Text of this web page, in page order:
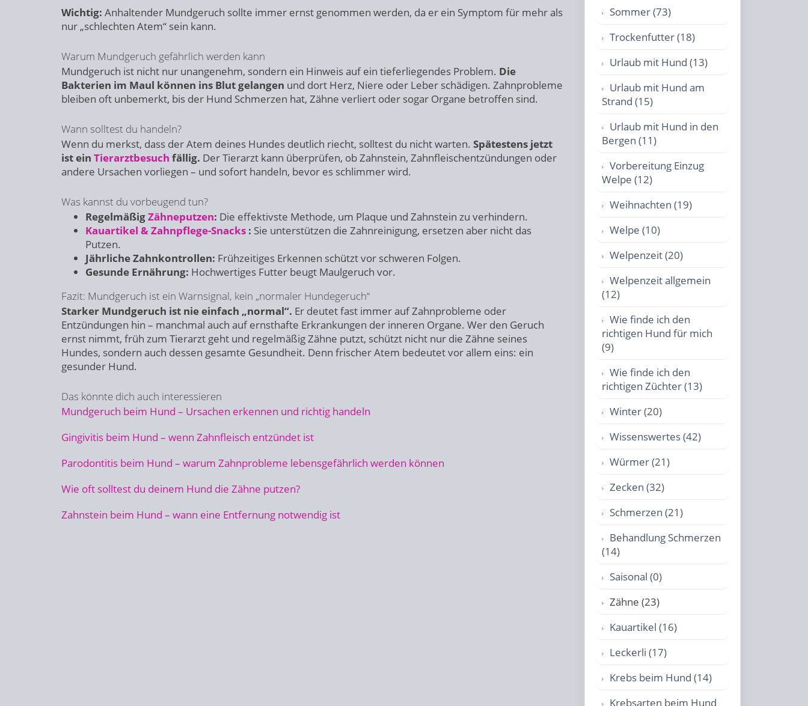
Wichtig: Anhaltender Mundgeruch sollte immer ernst genommen werden, da er ein Symptom für mehr als
nur „schlechten Atem“ sein kann.
Warum Mundgeruch gefährlich werden kann
Mundgeruch ist nicht nur unangenehm, sondern ein Hinweis auf ein tieferliegendes Problem. Die
Bakterien im Maul können ins Blut gelangen und dort Herz, Niere oder Leber schädigen. Zahnprobleme
bleiben oft unbemerkt, bis der Hund Schmerzen hat, Zähne verliert oder sogar Organe betroffen sind.
Wann solltest du handeln?
Wenn du merkst, dass der Atem deines Hundes deutlich riecht, solltest du nicht warten. Spätestens jetzt
ist ein Tierarztbesuch fällig. Der Tierarzt kann überprüfen, ob Zahnstein, Zahnfleischentzündungen oder
andere Ursachen vorliegen – und sofort handeln, bevor es schlimmer wird.
Was kannst du vorbeugend tun?
RegelmäßigZähneputzen: Die effektivste Methode, um Plaque und Zahnstein zu verhindern.
Kauartikel & Zahnpflege-Snacks : Sie unterstützen die Zahnreinigung, ersetzen aber nicht das
Putzen.
Jährliche Zahnkontrollen: Frühzeitiges Erkennen schützt vor schweren Folgen.
Gesunde Ernährung: Hochwertiges Futter beugt Maulgeruch vor.
Fazit: Mundgeruch ist ein Warnsignal, kein „normaler Hundegeruch“
Starker Mundgeruch ist nie einfach „normal“. Er deutet fast immer auf Zahnprobleme oder
Entzündungen hin – manchmal auch auf ernsthafte Erkrankungen der inneren Organe. Wer den Geruch
ernst nimmt, früh zum Tierarzt geht und regelmäßig Zähne putzt, schützt nicht nur die Zähne seines
Hundes, sondern auch dessen gesamte Gesundheit. Denn frischer Atem bedeutet vor allem eins: ein
gesunder Hund.
Das könnte dich auch interessieren
Mundgeruch beim Hund – Ursachen erkennen und richtig handeln
Gingivitis beim Hund – wenn Zahnfleisch entzündet ist
Parodontitis beim Hund – warum Zahnprobleme lebensgefährlich werden können
Wie oft solltest du deinem Hund die Zähne putzen?
Zahnstein beim Hund – wann eine Entfernung notwendig ist
Sommer (73)
Trockenfutter (18)
Urlaub mit Hund (13)
Urlaub mit Hund am
Strand (15)
Urlaub mit Hund in den
Bergen (11)
Vorbereitung Einzug
Welpe (12)
Weihnachten (19)
Welpe (10)
Welpenzeit (20)
Welpenzeit allgemein
(12)
Wie finde ich den
richtigen Hund für mich
(9)
Wie finde ich den
richtigen Züchter (13)
Winter (20)
Wissenswertes (42)
Würmer (21)
Zecken (32)
Schmerzen (21)
Behandlung Schmerzen
(14)
Saisonal (0)
Zähne (23)
Kauartikel (16)
Leckerli (17)
Krebs beim Hund (14)
Krebsarten beim Hund